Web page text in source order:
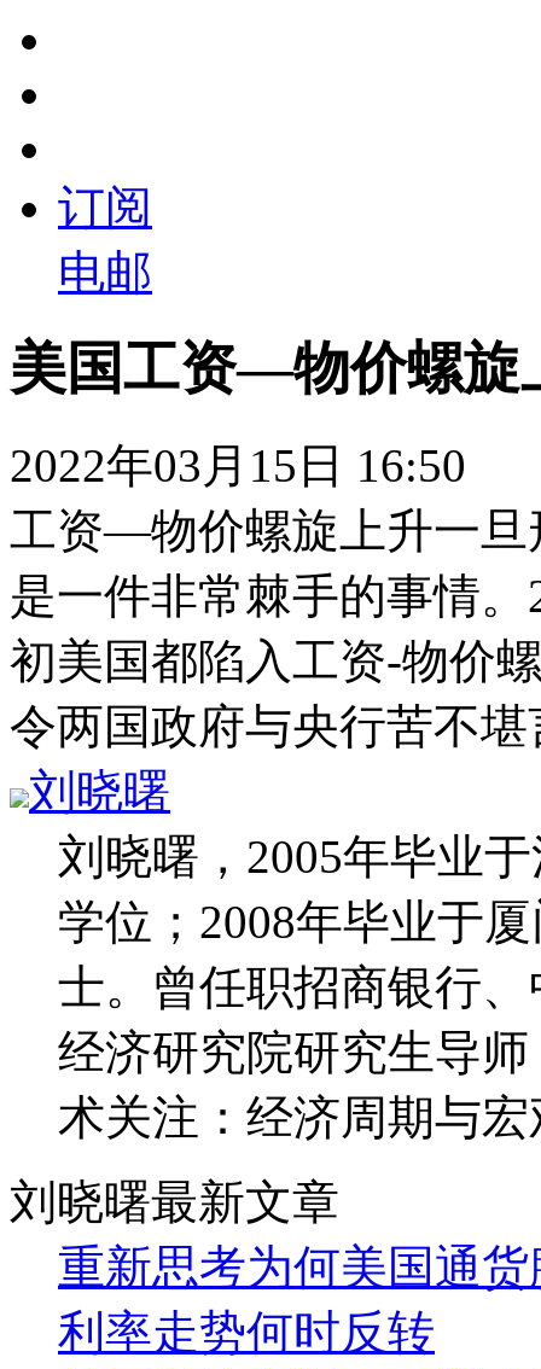
订阅
电邮
美国工资—物价螺旋
2022年03月15日 16:50
工资—物价螺旋上升一旦
是一件非常棘手的事情
初美国都陷入工资-物价
令两国政府与央行苦不堪
刘晓曙
刘晓曙，2005年毕业
学位；2008年毕业于
士。曾任职招商银行
经济研究院研究生导
术关注：经济周期与
刘晓曙最新文章
重新思考为何美国通
利率走势何时反转